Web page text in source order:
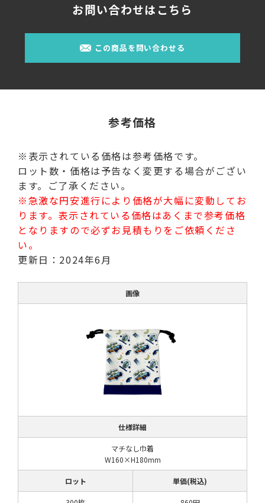
お問い合わせはこちら
この商品を問い合わせる
参考価格
※表示されている価格は参考価格です。
ロット数・価格は予告なく変更する場合がござい
ます。ご了承ください。
※急激な円安進行により価格が大幅に変動してお
ります。表示されている価格はあくまで参考価格
となりますので必ずお見積もりをご依頼くださ
い。
更新日：2024年6月
画像
仕様詳細
マチなし巾着
W160×H180mm
ロット 単価(税込)